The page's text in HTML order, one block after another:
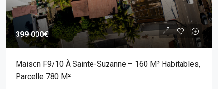
399 000€
Maison F9/10 À Sainte-Suzanne – 160 M² Habitables,
Parcelle 780 M²